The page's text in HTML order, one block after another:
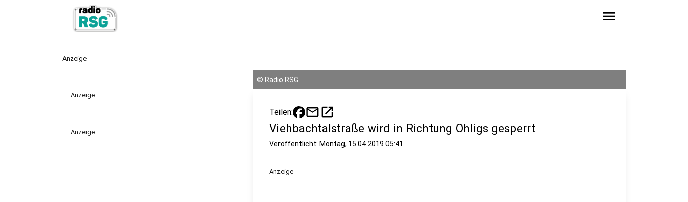
menu
Anzeige
Anzeige
Anzeige
© Radio RSG
Teilen: mailopen_in_new
Viehbachtalstraße wird in Richtung Ohligs gesperrt
Veröffentlicht: Montag, 15.04.2019 05:41
Anzeige